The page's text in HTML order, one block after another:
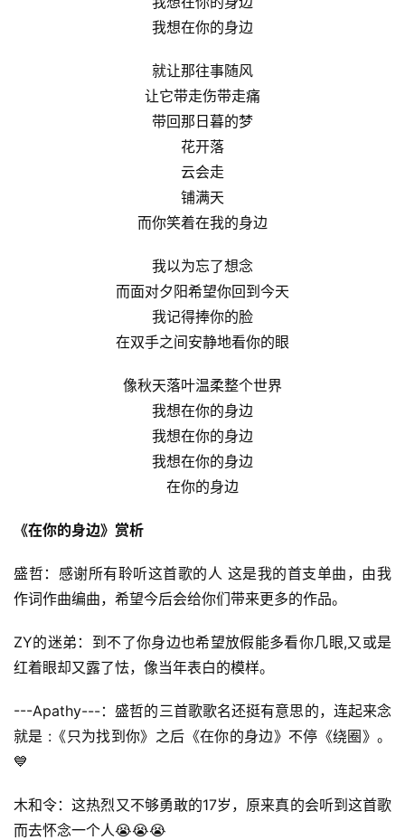
我想在你的身边
就让那往事随风
让它带走伤带走痛
带回那日暮的梦
花开落
云会走
铺满天
而你笑着在我的身边
我以为忘了想念
而面对夕阳希望你回到今天
我记得捧你的脸
在双手之间安静地看你的眼
像秋天落叶温柔整个世界
我想在你的身边
我想在你的身边
我想在你的身边
在你的身边
《在你的身边》赏析
盛哲：感谢所有聆听这首歌的人 这是我的首支单曲，由我
作词作曲编曲，希望今后会给你们带来更多的作品。
ZY的迷弟：到不了你身边也希望放假能多看你几眼,又或是
红着眼却又露了怯，像当年表白的模样。
---Apathy---：盛哲的三首歌歌名还挺有意思的，连起来念
就是 :《只为找到你》之后《在你的身边》不停《绕圈》。
💙
木和令：这热烈又不够勇敢的17岁，原来真的会听到这首歌
而去怀念一个人😭😭😭